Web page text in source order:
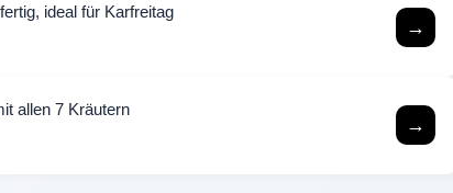
ideal für Karfreitag
→
allen 7 Kräutern
→